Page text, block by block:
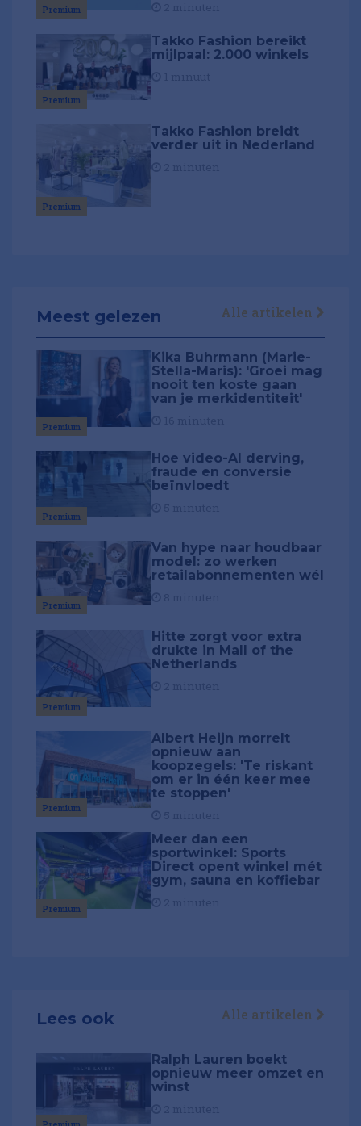
Premium
Premium
Takko Fashion bereikt
mijlpaal: 2.000 winkels
Premium
Takko Fashion breidt
verder uit in Nederland
Meest gelezen Alle artikelen
Premium
Kika Buhrmann (Marie-
Stella-Maris): 'Groei mag
nooit ten koste gaan
van je merkidentiteit'
Premium
Hoe video-AI derving,
fraude en conversie
beïnvloedt
Premium
Van hype naar houdbaar
model: zo werken
retailabonnementen wél
Premium
Hitte zorgt voor extra
drukte in Mall of the
Netherlands
Premium
Albert Heijn morrelt
opnieuw aan
koopzegels: 'Te riskant
om er in één keer mee
te stoppen'
Premium
Meer dan een
sportwinkel: Sports
Direct opent winkel mét
gym, sauna en koffiebar
Lees ook Alle artikelen
Ralph Lauren boekt
opnieuw meer omzet en
winst